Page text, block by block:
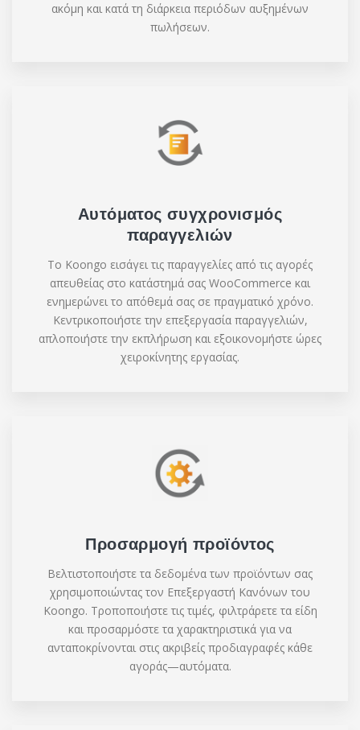
ακόμη και κατά τη διάρκεια περιόδων αυξημένων
πωλήσεων.
Αυτόματος συγχρονισμός
παραγγελιών
Το Koongo εισάγει τις παραγγελίες από τις αγορές
απευθείας στο κατάστημά σας WooCommerce και
ενημερώνει το απόθεμά σας σε πραγματικό χρόνο.
Κεντρικοποιήστε την επεξεργασία παραγγελιών,
απλοποιήστε την εκπλήρωση και εξοικονομήστε ώρες
χειροκίνητης εργασίας.
Προσαρμογή προϊόντος
Βελτιστοποιήστε τα δεδομένα των προϊόντων σας
χρησιμοποιώντας τον Επεξεργαστή Κανόνων του
Koongo. Τροποποιήστε τις τιμές, φιλτράρετε τα είδη
και προσαρμόστε τα χαρακτηριστικά για να
ανταποκρίνονται στις ακριβείς προδιαγραφές κάθε
αγοράς—αυτόματα.